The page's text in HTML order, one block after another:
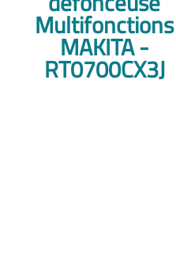
Multifonctions
MAKITA -
RT0700CX3J